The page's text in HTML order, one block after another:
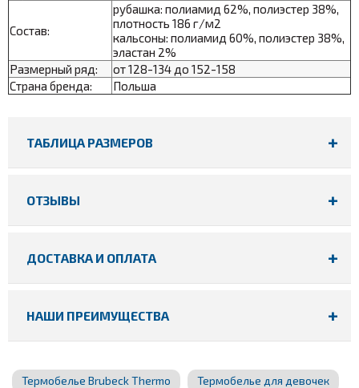
Состав:
рубашка: полиамид 62%, полиэстер 38%,
плотность 186 г/м2
кальсоны: полиамид 60%, полиэстер 38%,
эластан 2%
Размерный ряд:
от 128-134 до 152-158
Страна бренда:
Польша
ТАБЛИЦА РАЗМЕРОВ
ОТЗЫВЫ
ДОСТАВКА И ОПЛАТА
НАШИ ПРЕИМУЩЕСТВА
Термобелье Brubeck Thermo Термобелье для девочек